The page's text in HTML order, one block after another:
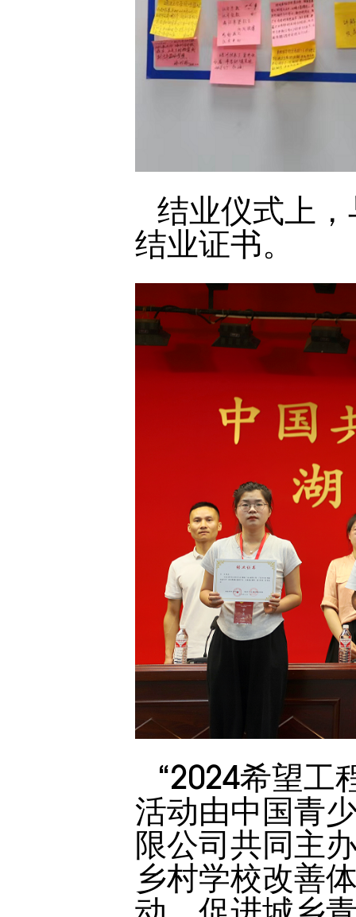
结业仪式上
结业证书。
“2024希望工
活动由中国青
限公司共同主
乡村学校改善